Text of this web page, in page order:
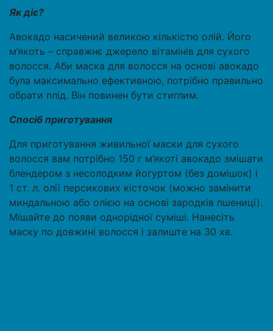
Як діє?
Авокадо насичений великою кількістю олій. Його
м’якоть – справжнє джерело вітамінів для сухого
волосся. Аби маска для волосся на основі авокадо
була максимально ефективною, потрібно правильно
обрати плід. Він повинен бути стиглим.
Спосіб приготування
Для приготування живильної маски для сухого
волосся вам потрібно 150 г м’якоті авокадо змішати
блендером з несолодким йогуртом (без домішок) і
1 ст. л. олії персикових кісточок (можно замінити
миндальною або олією на основі зародків пшениці).
Мішайте до появи однорідної суміші. Нанесіть
маску по довжині волосся і залиште на 30 хв.